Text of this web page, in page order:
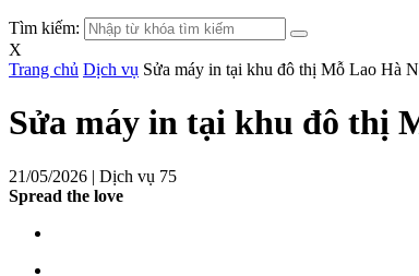
Tìm kiếm:
X
Trang chủ Dịch vụ Sửa máy in tại khu đô thị Mỗ Lao Hà
Sửa máy in tại khu đô thị
21/05/2026 | Dịch vụ 75
Spread the love